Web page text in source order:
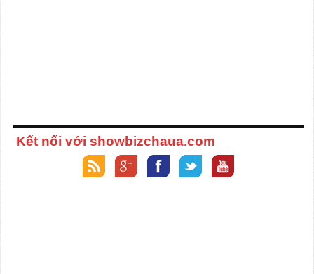
Kết nối với showbizchaua.com